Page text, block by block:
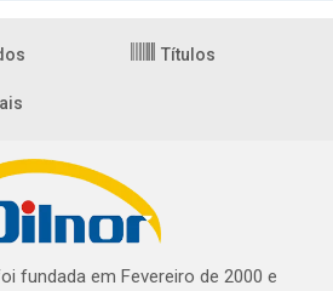
Títulos
fundada em Fevereiro de 2000 e